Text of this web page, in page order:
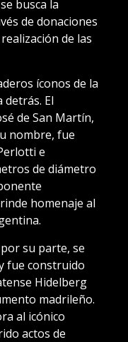
busca la
de donaciones
de las
íconos de la
El
de San Martín,
nombre, fue
e
de diámetro
homenaje al
su parte, se
fue construido
Hidelberg
madrileño.
al icónico
actos de